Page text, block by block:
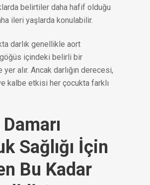
belirtiler daha hafif olduğu
ileri yaşlarda konulabilir.
darlık genellikle aort
göğüs içindeki belirli bir
alır. Ancak darlığın derecesi,
kalbe etkisi her çocukta farklı
Sağlığı İçin
Bu Kadar